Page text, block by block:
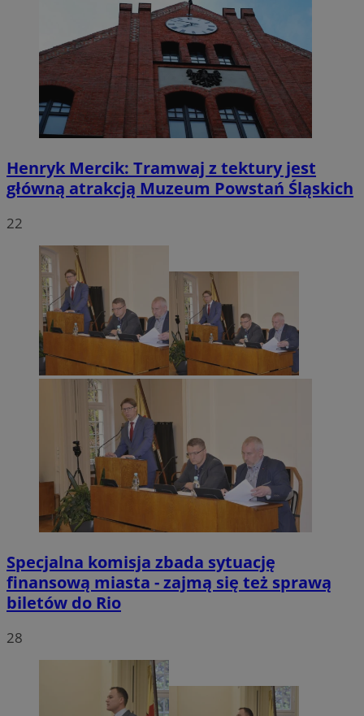
Henryk Mercik: Tramwaj z tektury jest
główną atrakcją Muzeum Powstań Śląskich
22
Specjalna komisja zbada sytuację
finansową miasta - zajmą się też sprawą
biletów do Rio
28